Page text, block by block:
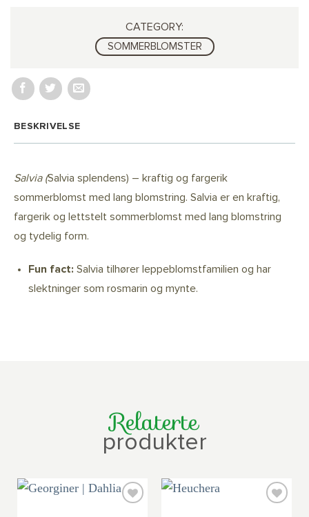
CATEGORY:
SOMMERBLOMSTER
BESKRIVELSE
Salvia (Salvia splendens) – kraftig og fargerik
sommerblomst med lang blomstring. Salvia er en kraftig,
fargerik og lettstelt sommerblomst med lang blomstring
og tydelig form.
Fun fact: Salvia tilhører leppeblomstfamilien og har
slektninger som rosmarin og mynte.
Relaterte
produkter